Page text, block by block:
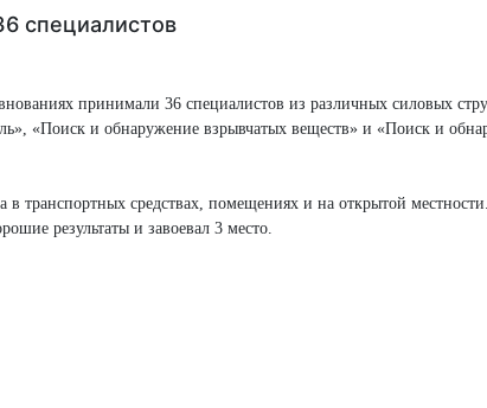
специалистов
принимали 36 специалистов из различных силовых
«Поиск и обнаружение взрывчатых веществ» и «Поиск и
транспортных средствах, помещениях и на открытой
результаты и завоевал 3 место.